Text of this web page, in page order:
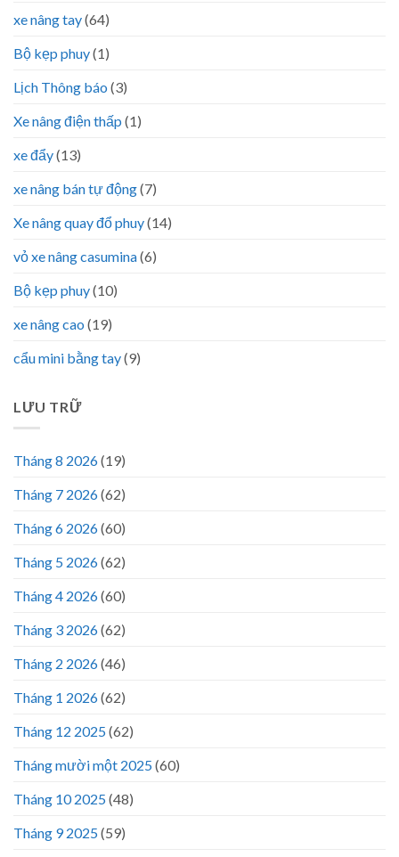
xe nâng tay(64)
Bộ kẹp phuy(1)
Lịch Thông báo (3)
Xe nâng điện thấp (1)
xe đẩy(13)
xe nâng bán tự động(7)
Xe nâng quay đổ phuy(14)
vỏ xe nâng casumina(6)
Bộ kẹp phuy(10)
xe nâng cao (19)
cẩu mini bằng tay(9)
LƯU TRỮ
Tháng 8 2026(19)
Tháng 7 2026(62)
Tháng 6 2026(60)
Tháng 5 2026(62)
Tháng 4 2026(60)
Tháng 3 2026(62)
Tháng 2 2026(46)
Tháng 1 2026(62)
Tháng 12 2025(62)
Tháng mười một 2025(60)
Tháng 10 2025(48)
Tháng 9 2025(59)